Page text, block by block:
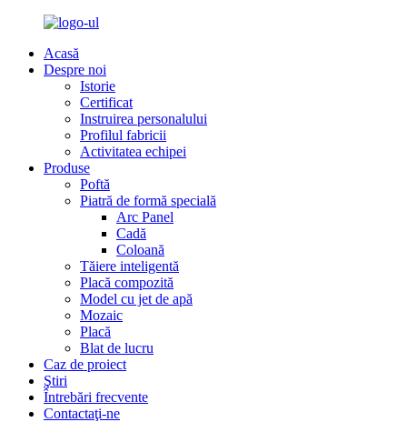
Acasă
Despre noi
Istorie
Certificat
Instruirea personalului
Profilul fabricii
Activitatea echipei
Produse
Poftă
Piatră de formă specială
Arc Panel
Cadă
Coloană
Tăiere inteligentă
Placă compozită
Model cu jet de apă
Mozaic
Placă
Blat de lucru
Caz de proiect
Ştiri
Întrebări frecvente
Contactaţi-ne